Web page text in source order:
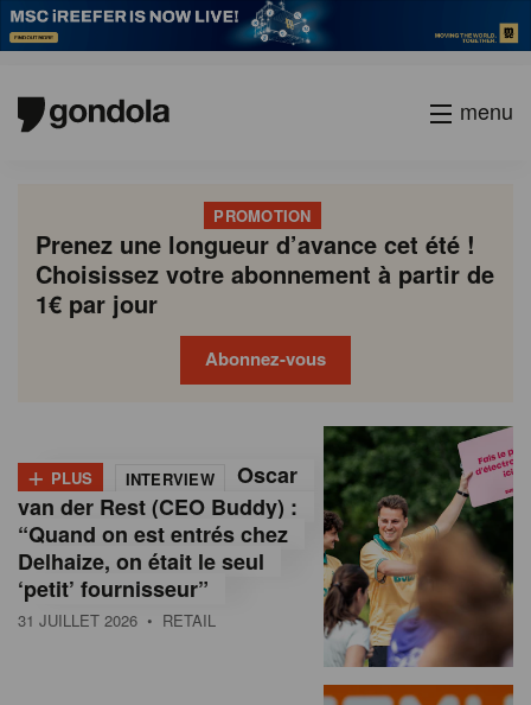
menu
PROMOTION
Prenez une longueur d’avance cet été !
Choisissez votre abonnement à partir de
1€ par jour
Abonnez-vous
o
n
d
o
+ PLUS INTERVIEW
Oscar
van der Rest (CEO Buddy) :
“Quand on est entrés chez
Delhaize, on était le seul
‘petit’ fournisseur”
31 JUILLET 2026 • RETAIL